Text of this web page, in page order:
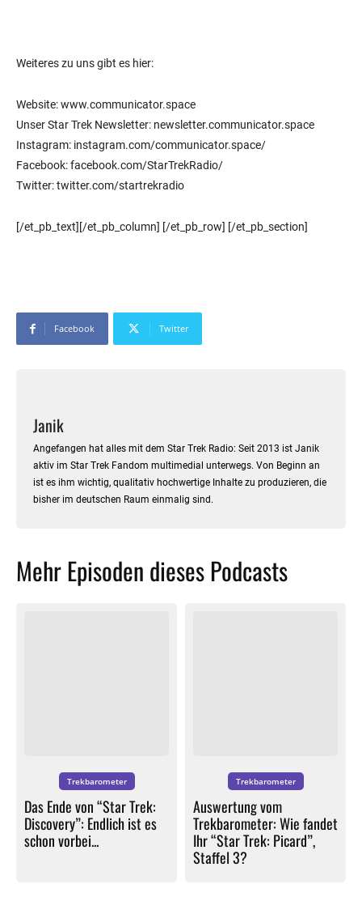
Weiteres zu uns gibt es hier:
Website: www.communicator.space
Unser Star Trek Newsletter: newsletter.communicator.space
Instagram: instagram.com/communicator.space/
Facebook: facebook.com/StarTrekRadio/
Twitter: twitter.com/startrekradio
[/et_pb_text][/et_pb_column] [/et_pb_row] [/et_pb_section]
Facebook Twitter
Janik
Angefangen hat alles mit dem Star Trek Radio: Seit 2013 ist Janik
aktiv im Star Trek Fandom multimedial unterwegs. Von Beginn an
ist es ihm wichtig, qualitativ hochwertige Inhalte zu produzieren, die
bisher im deutschen Raum einmalig sind.
Mehr Episoden dieses Podcasts
Trekbarometer
Das Ende von “Star Trek:
Discovery”: Endlich ist es
schon vorbei...
Trekbarometer
Auswertung vom
Trekbarometer: Wie fandet
Ihr “Star Trek: Picard”,
Staffel 3?